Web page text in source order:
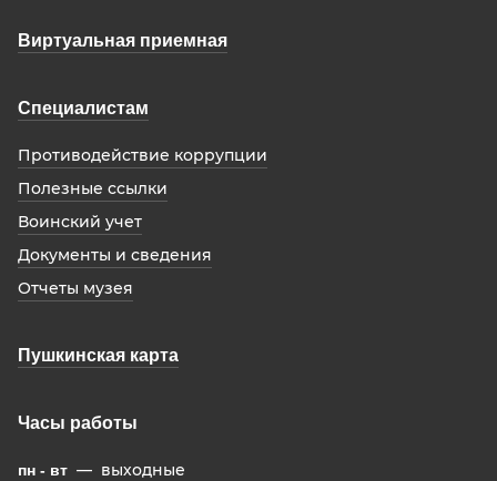
Виртуальная приемная
Специалистам
Противодействие коррупции
Полезные ссылки
Воинский учет
Документы и сведения
Отчеты музея
Пушкинская карта
Часы работы
пн - вт — выходные